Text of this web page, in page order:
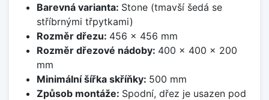
Barevná varianta: Stone (tmavší šedá se
stříbrnými třpytkami)
Rozměr dřezu: 456 x 456 mm
Rozměr dřezové nádoby: 400 x 400 x 200
mm
Minimální šířka skříňky: 500 mm
Způsob montáže: Spodní, dřez je usazen pod